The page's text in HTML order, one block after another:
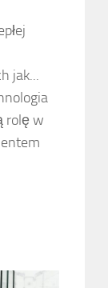
jak...
rolę w